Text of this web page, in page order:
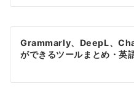
ン
Grammarly、DeepL、
ができるツールまとめ・英